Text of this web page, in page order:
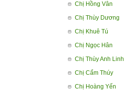
Chị Hồng Vân
Chị Thùy Dương
Chị Khuê Tú
Chị Ngọc Hân
Chị Thùy Anh Linh
Chị Cẩm Thúy
Chị Hoàng Yến